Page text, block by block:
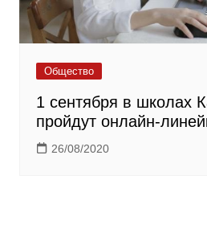
Общество
1 сентября в школах
пройдут онлайн-
26/08/2020